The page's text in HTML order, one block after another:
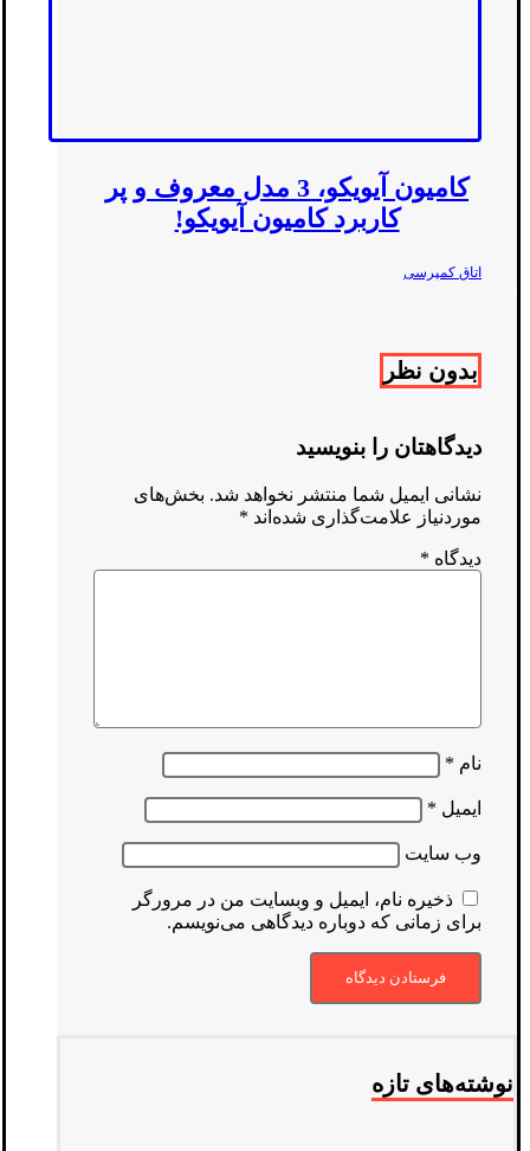
کامیون آیویکو، 3 مدل معروف و پر
کاربرد کامیون آیویکو!
اتاق کمپرسی
بدون نظر
دیدگاهتان را بنویسید
نشانی ایمیل شما منتشر نخواهد شد. بخش‌های
موردنیاز علامت‌گذاری شده‌اند *
دیدگاه *
نام *
ایمیل *
وب‌ سایت
ذخیره نام، ایمیل و وبسایت من در مرورگر
برای زمانی که دوباره دیدگاهی می‌نویسم.
نوشته‌های تازه